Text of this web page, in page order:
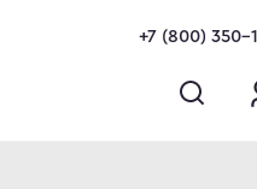
+7 (800) 350-